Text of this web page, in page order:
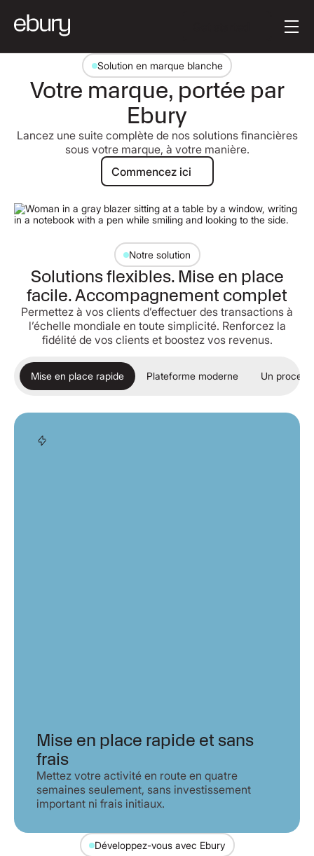
Solution en marque blanche
Votre marque, portée par
Ebury
Lancez une suite complète de nos solutions financières
sous votre marque, à votre manière.
Commencez ici
Commencez ici
Notre solution
Solutions flexibles. Mise en place
facile. Accompagnement complet
Permettez à vos clients d’effectuer des transactions à
l’échelle mondiale en toute simplicité. Renforcez la
fidélité de vos clients et boostez vos revenus.
Mise en place rapide Plateforme moderne Un
Mise en place rapide et sans
frais
Mettez votre activité en route en quatre
semaines seulement, sans investissement
important ni frais initiaux.
Développez-vous avec Ebury